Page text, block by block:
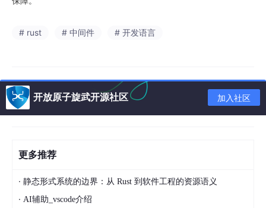
# rust # 中间件 # 开发语言
开放原子旋武开源社区 加入社区
更多推荐
· 静态形式系统的边界：从 Rust 到软件工程的资源语义
· AI辅助_vscode介绍